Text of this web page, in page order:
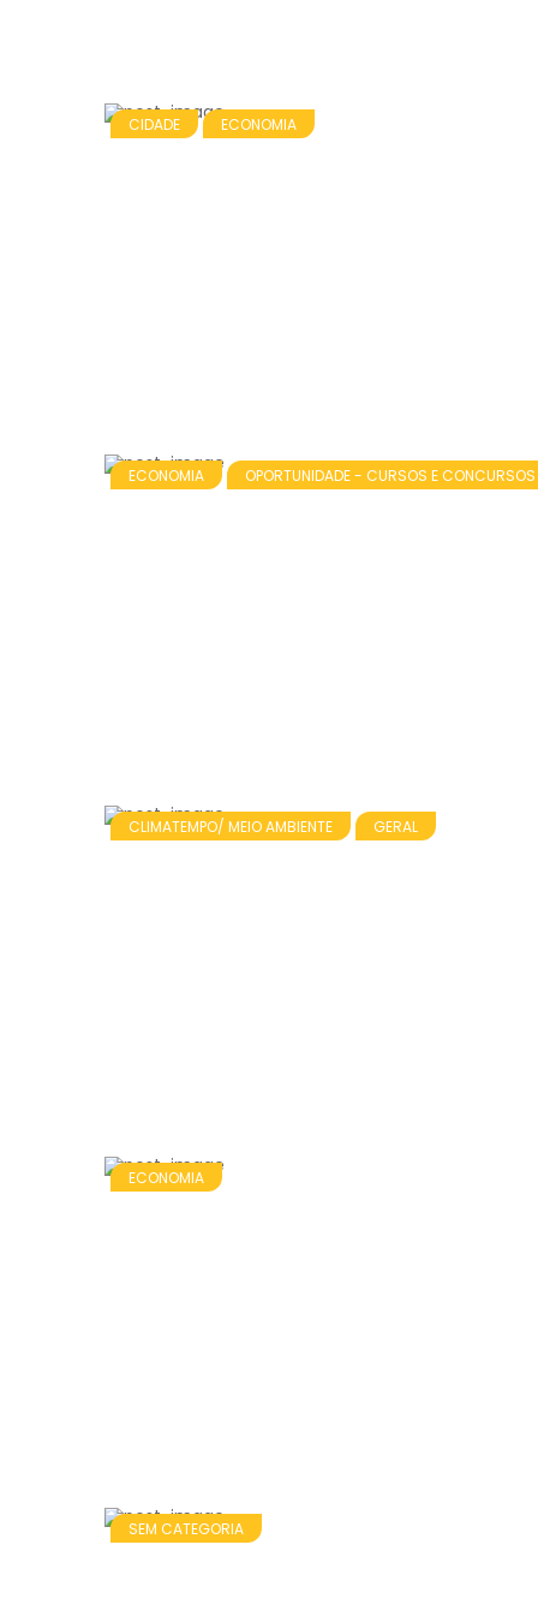
CIDADE ECONOMIA
ECONOMIA OPORTUNIDADE - CURSOS E CONCURSOS
CLIMATEMPO/ MEIO AMBIENTE GERAL
ECONOMIA
SEM CATEGORIA